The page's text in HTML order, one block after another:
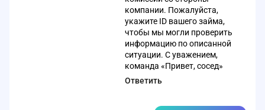
компании. Пожалуйста,
укажите ID вашего займа,
чтобы мы могли проверить
информацию по описанной
ситуации. С уважением,
команда «Привет, сосед»
Ответить